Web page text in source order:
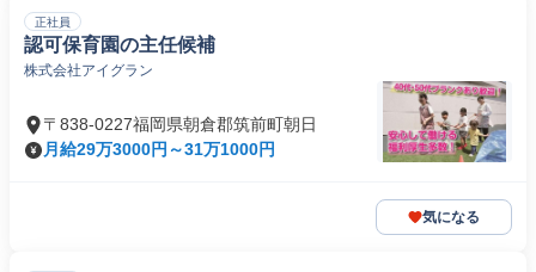
正社員
認可保育園の主任候補
株式会社アイグラン
〒838-0227福岡県朝倉郡筑前町朝日
月給29万3000円～31万1000円
気になる